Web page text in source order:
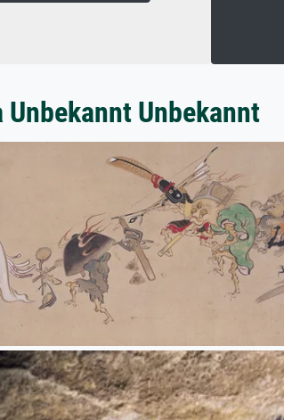
Unbekannt